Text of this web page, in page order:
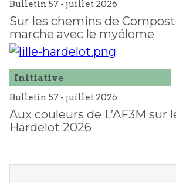
Bulletin 57 - juillet 2026
Sur les chemins de
marche avec le myélome
Initiative
Bulletin 57 - juillet 2026
Aux couleurs de L’AF3M sur
Hardelot 2026